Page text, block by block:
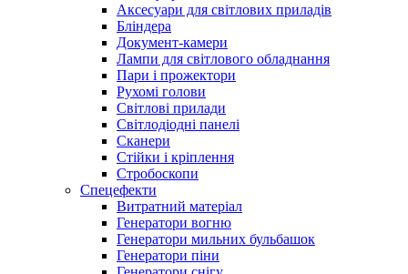
Аксесуари для світлових приладів
Бліндера
Документ-камери
Лампи для світлового обладнання
Пари і прожектори
Рухомі голови
Світлові прилади
Світлодіодні панелі
Сканери
Стійки і кріплення
Стробоскопи
Спецефекти
Витратний матеріал
Генератори вогню
Генератори мильних бульбашок
Генератори піни